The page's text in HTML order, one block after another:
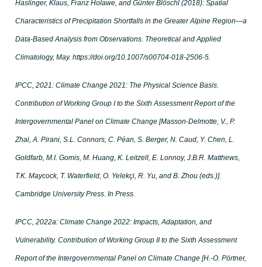
Haslinger, Klaus, Franz Holawe, and Günter Blöschl (2018): Spatial
Characteristics of Precipitation Shortfalls in the Greater Alpine Region—a
Data-Based Analysis from Observations. Theoretical and Applied
Climatology, May. https://doi.org/10.1007/s00704-018-2506-5.
IPCC, 2021: Climate Change 2021: The Physical Science Basis.
Contribution of Working Group I to the Sixth Assessment Report of the
Intergovernmental Panel on Climate Change [Masson-Delmotte, V., P.
Zhai, A. Pirani, S.L. Connors, C. Péan, S. Berger, N. Caud, Y. Chen, L.
Goldfarb, M.I. Gomis, M. Huang, K. Leitzell, E. Lonnoy, J.B.R. Matthews,
T.K. Maycock, T. Waterfield, O. Yelekçi, R. Yu, and B. Zhou (eds.)].
Cambridge University Press. In Press.
IPCC, 2022a: Climate Change 2022: Impacts, Adaptation, and
Vulnerability. Contribution of Working Group II to the Sixth Assessment
Report of the Intergovernmental Panel on Climate Change [H.-O. Pörtner,